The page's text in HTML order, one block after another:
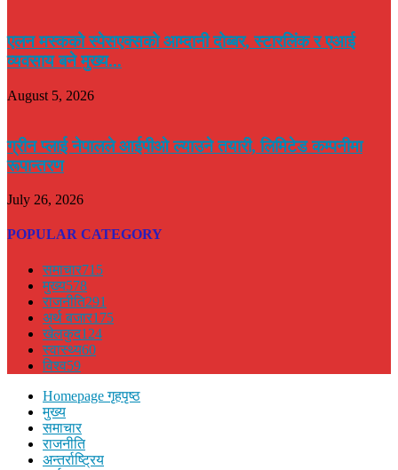
एलन मस्कको स्पेसएक्सको आम्दानी दोब्बर, स्टारलिंक र एआई
व्यवसाय बने मुख्य...
August 5, 2026
ग्रीन प्लाई नेपालले आईपीओ ल्याउने तयारी, लिमिटेड कम्पनीमा
रूपान्तरण
July 26, 2026
POPULAR CATEGORY
समाचार715
मुख्य578
राजनीति291
अर्थ बजार175
खेलकुद124
स्वास्थ्य60
विश्व59
Homepage गृहपृष्ठ
मुख्य
समाचार
राजनीति
अन्तर्राष्ट्रिय